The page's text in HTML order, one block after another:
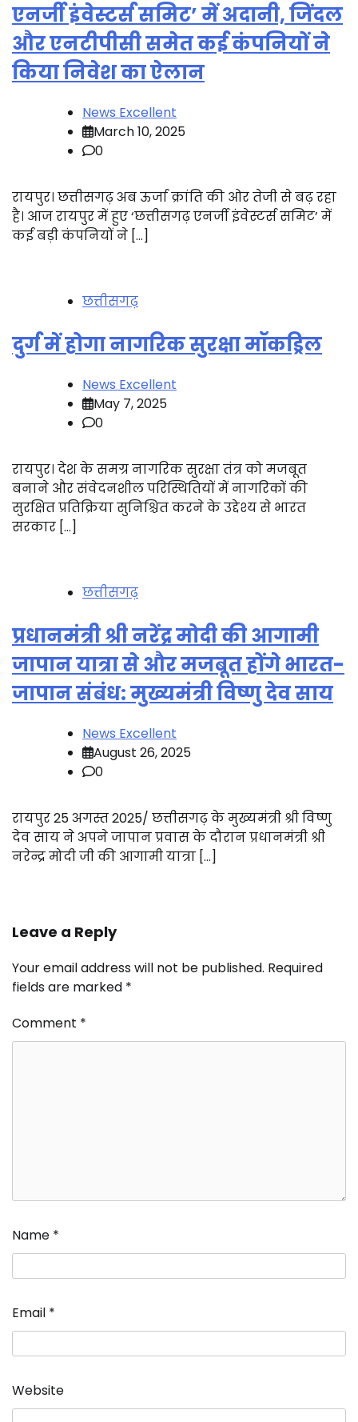
एनर्जी इंवेस्टर्स समिट’ में अदानी, जिंदल
और एनटीपीसी समेत कई कंपनियों ने
किया निवेश का ऐलान
News Excellent
March 10, 2025
0
रायपुर। छत्तीसगढ़ अब ऊर्जा क्रांति की ओर तेजी से बढ़ रहा
है। आज रायपुर में हुए ‘छत्तीसगढ़ एनर्जी इंवेस्टर्स समिट’ में
कई बड़ी कंपनियों ने […]
छत्तीसगढ़
दुर्ग में होगा नागरिक सुरक्षा मॉकड्रिल
News Excellent
May 7, 2025
0
रायपुर। देश के समग्र नागरिक सुरक्षा तंत्र को मजबूत
बनाने और संवेदनशील परिस्थितियों में नागरिकों की
सुरक्षित प्रतिक्रिया सुनिश्चित करने के उद्देश्य से भारत
सरकार […]
छत्तीसगढ़
प्रधानमंत्री श्री नरेंद्र मोदी की आगामी
जापान यात्रा से और मजबूत होंगे भारत-
जापान संबंध: मुख्यमंत्री विष्णु देव साय
News Excellent
August 26, 2025
0
रायपुर 25 अगस्त 2025/ छत्तीसगढ़ के मुख्यमंत्री श्री विष्णु
देव साय ने अपने जापान प्रवास के दौरान प्रधानमंत्री श्री
नरेन्द्र मोदी जी की आगामी यात्रा […]
Leave a Reply
Your email address will not be published. Required
fields are marked *
Comment *
Name *
Email *
Website